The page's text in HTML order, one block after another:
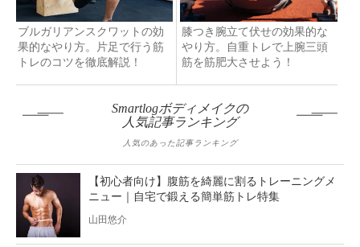
ブルガリアンスクワットの効
果的なやり方。片足で行う筋
トレのコツを徹底解説！
膝つき腕立て伏せの効果的な
やり方。自重トレで上腕三頭
筋を筋肥大させよう！
Smartlogボディメイクの
人気記事ランキング
人気のあった記事ランキング
【初心者向け】腹筋を綺麗に割るトレーニングメ
ニュー｜自宅で鍛える簡単筋トレ特集
山田悠介